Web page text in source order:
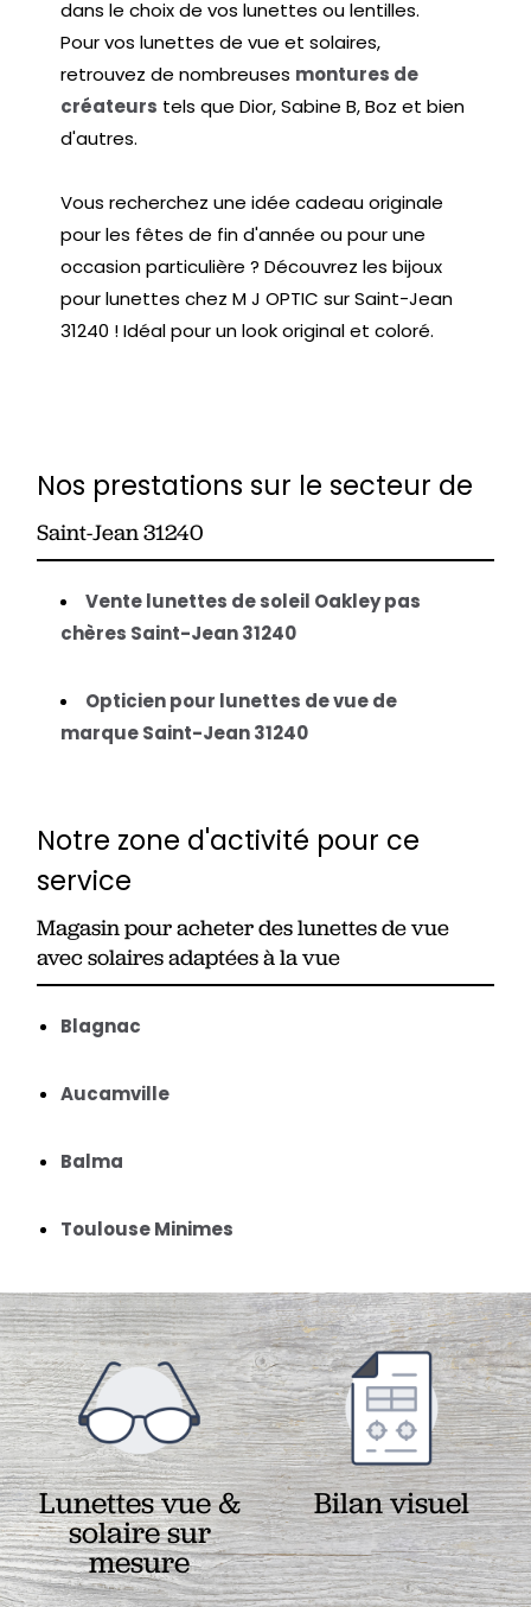
dans le choix de vos lunettes ou lentilles.
Pour vos lunettes de vue et solaires,
retrouvez de nombreuses montures de
créateurs tels que Dior, Sabine B, Boz et bien
d'autres.
Vous recherchez une idée cadeau originale
pour les fêtes de fin d'année ou pour une
occasion particulière ? Découvrez les bijoux
pour lunettes chez M J OPTIC sur Saint-Jean
31240 ! Idéal pour un look original et coloré.
Nos prestations sur le secteur de
Saint-Jean 31240
Vente lunettes de soleil Oakley pas
chères Saint-Jean 31240
Opticien pour lunettes de vue de
marque Saint-Jean 31240
Notre zone d'activité pour ce
service
Magasin pour acheter des lunettes de vue
avec solaires adaptées à la vue
Blagnac
Aucamville
Balma
Toulouse Minimes
Lunettes vue &
solaire sur
mesure
Bilan visuel